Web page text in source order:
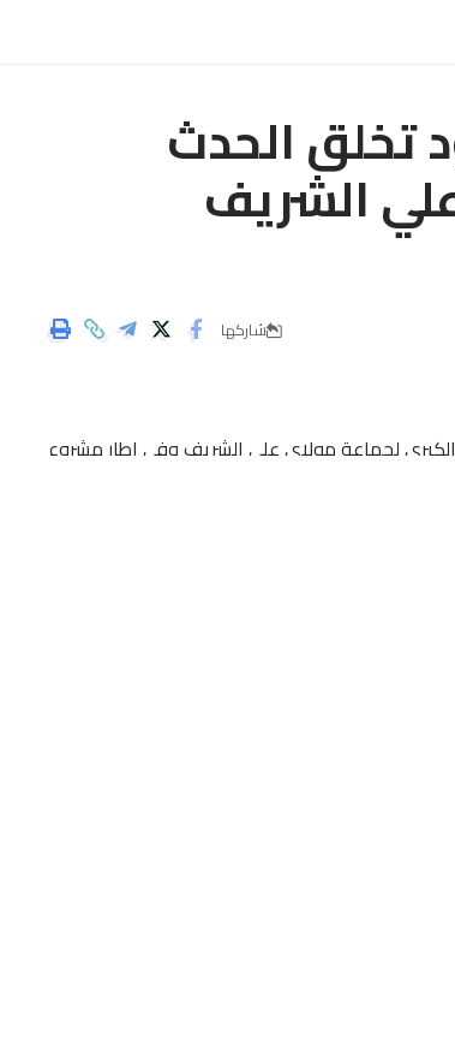
تخلق الحدث
الشريف
شاركها
بلا حدود يوم الأحد 11 نونبر 2018 بالقاعة الكبرى لجماعة مولاي علي الشريف وفي إطار مشروع